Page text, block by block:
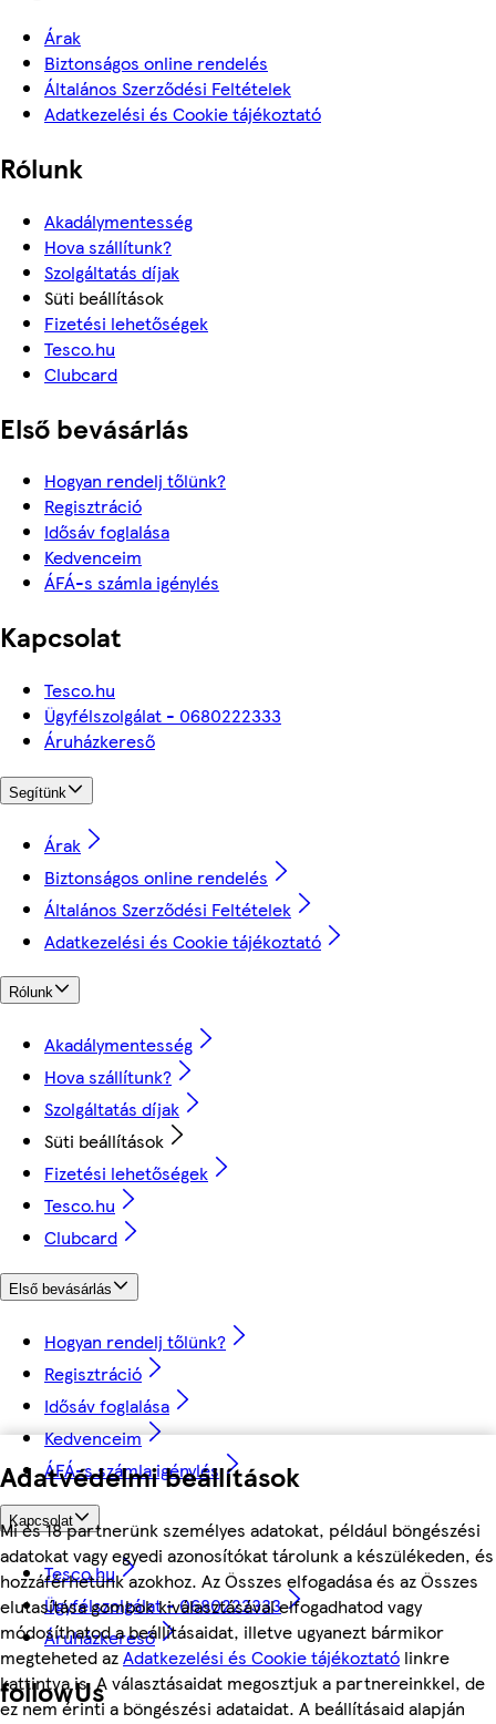
Adatvédelmi beállítások
Mi és 18 partnerünk személyes adatokat, például böngészési
adatokat vagy egyedi azonosítókat tárolunk a készülékeden, és
hozzáférhetünk azokhoz. Az Összes elfogadása és az Összes
elutasítása gombok kiválasztásával elfogadhatod vagy
módosíthatod a beállításaidat, illetve ugyanezt bármikor
megteheted azAdatkezelési és Cookie tájékoztató linkre
kattintva is. A választásaidat megosztjuk a partnereinkkel, de
ez nem érinti a böngészési adataidat. A beállításaid alapján
Árak
Biztonságos online rendelés
Általános Szerződési Feltételek
Adatkezelési és Cookie tájékoztató
Rólunk
Akadálymentesség
Hova szállítunk?
Szolgáltatás díjak
Süti beállítások
Fizetési lehetőségek
Tesco.hu
Clubcard
Első bevásárlás
Hogyan rendelj tőlünk?
Regisztráció
Idősáv foglalása
Kedvenceim
ÁFÁ-s számla igénylés
Kapcsolat
Tesco.hu
Ügyfélszolgálat - 0680222333
Áruházkereső
Segítünk
Árak
Biztonságos online rendelés
Általános Szerződési Feltételek
Adatkezelési és Cookie tájékoztató
Rólunk
Akadálymentesség
Hova szállítunk?
Szolgáltatás díjak
Süti beállítások
Fizetési lehetőségek
Tesco.hu
Clubcard
Első bevásárlás
Hogyan rendelj tőlünk?
Regisztráció
Idősáv foglalása
Kedvenceim
ÁFÁ-s számla igénylés
Kapcsolat
Tesco.hu
Ügyfélszolgálat - 0680222333
Áruházkereső
followUs